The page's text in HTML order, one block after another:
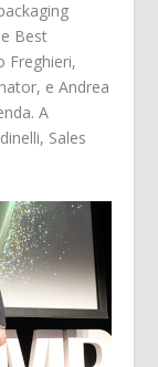
Best
Freghieri,
e Andrea
A
Sales